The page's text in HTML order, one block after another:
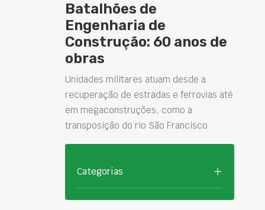
Batalhões de
Engenharia de
Construção: 60 anos de
obras
Unidades militares atuam desde a
recuperação de estradas e ferrovias até
em megaconstruções, como a
transposição do rio São Francisco
Categorias